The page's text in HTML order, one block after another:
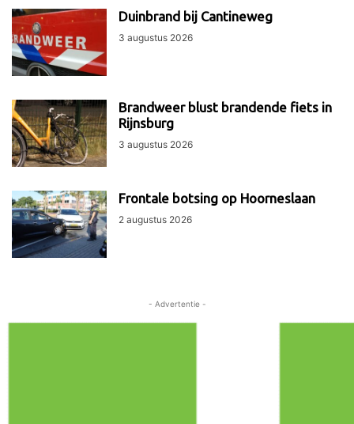
Duinbrand bij Cantineweg
3 augustus 2026
Brandweer blust brandende fiets in
Rijnsburg
3 augustus 2026
Frontale botsing op Hoorneslaan
2 augustus 2026
- Advertentie -